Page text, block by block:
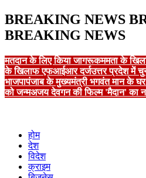
BREAKING NEWS
BREAKING NEWS
मतदान के लिए किया जागरूकममता के
के खिलाफ एफआईआर दर्जउत्तर प्रदेश में
भाजपापंजाब के मुख्यमंत्री भगवंत मान के घर
को जन्मअजय देवगन की फिल्म 'मैदान' का
होम
देश
विदेश
क्राइम